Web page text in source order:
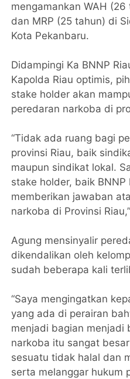
mengamankan WAH
dan MRP (25 tahun) di
Kota Pekanbaru.
Didampingi Ka BNNP
Kapolda Riau optimis,
stake holder akan
peredaran narkoba di
“Tidak ada ruang bagi
provinsi Riau, baik
maupun sindikat lokal.
stake holder, baik BNNP
memberikan jawaban
narkoba di Provinsi
Agung mensinyalir
dikendalikan oleh
sudah beberapa kali
“Saya mengingatkan
yang ada di perairan
menjadi bagian menjadi
narkoba itu sangat
sesuatu tidak halal dan
serta melanggar hukum